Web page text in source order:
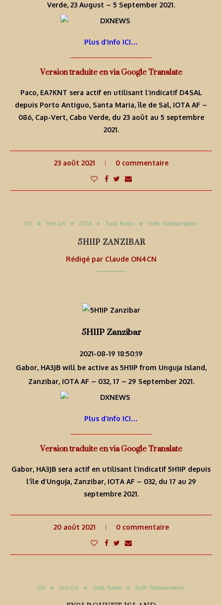
Verde, 23 August – 5 September 2021.
Plus d’info ICI…
Version traduite en via Google Translate
Paco, EA7KNT sera actif en utilisant l’indicatif D4SAL
depuis Porto Antiguo, Santa Maria, île de Sal, IOTA AF –
086, Cap-Vert, Cabo Verde, du 23 août au 5 septembre
2021.
23 août 2021 0 commentaire
DX Info DX IOTA Trafic Radio Trafic Radioamateur
5H1IP ZANZIBAR
Rédigé par Claude ON4CN
5H1IP Zanzibar
2021-08-19 18:50:19
Gabor, HA3JB will be active as 5H1IP from Unguja Island,
Zanzibar, IOTA AF – 032, 17 – 29 September 2021.
Plus d’info ICI…
Version traduite en via Google Translate
Gabor, HA3JB sera actif en utilisant l’indicatif 5H1IP depuis
l’île d’Unguja, Zanzibar, IOTA AF – 032, du 17 au 29
septembre 2021.
20 août 2021 0 commentaire
DX Info DX Trafic Radio Trafic Radioamateur